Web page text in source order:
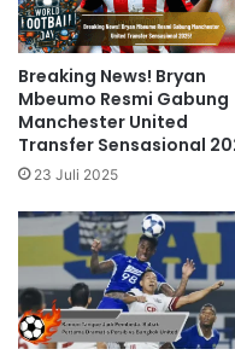
Breaking News! Bryan
Mbeumo Resmi Gabung
Manchester United
Transfer Sensasional
23 Juli 2025